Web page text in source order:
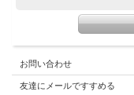
お問い合わせ
友達にメールですすめる